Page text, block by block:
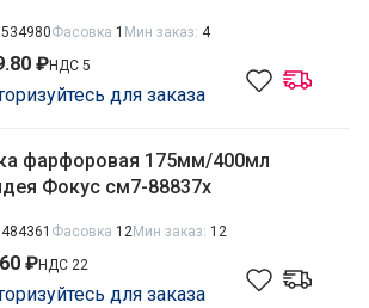
Фасовка 1 Мин заказ: 4
₽НДС 5
для заказа
фарфоровая 175мм/400мл
Фокус см7-88837х
Фасовка 12Мин заказ: 12
₽НДС 22
для заказа